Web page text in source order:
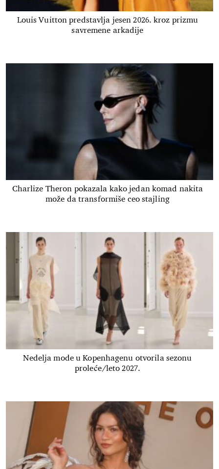
Louis Vuitton predstavlja jesen 2026. kroz prizmu
savremene arkadije
Charlize Theron pokazala kako jedan komad nakita
može da transformiše ceo stajling
Nedelja mode u Kopenhagenu otvorila sezonu
proleće/leto 2027.